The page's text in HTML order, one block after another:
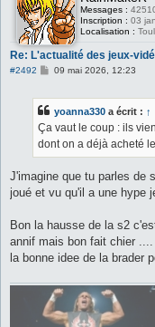
Messages :
Inscription : 03
Localisation :
Re: L'actualité des jeux-
#2492
M
s
a
g
e
09 mai 2026, 12:23
yoanna330 a écrit : ↑
Ça vaut le coup : ils
dont on a déjà acheté
J'imagine que tu parles de
joué et vu qu'il a une hype
Bon la hausse de la s2
annif mais bon fait chier
la bonne idee de la brader